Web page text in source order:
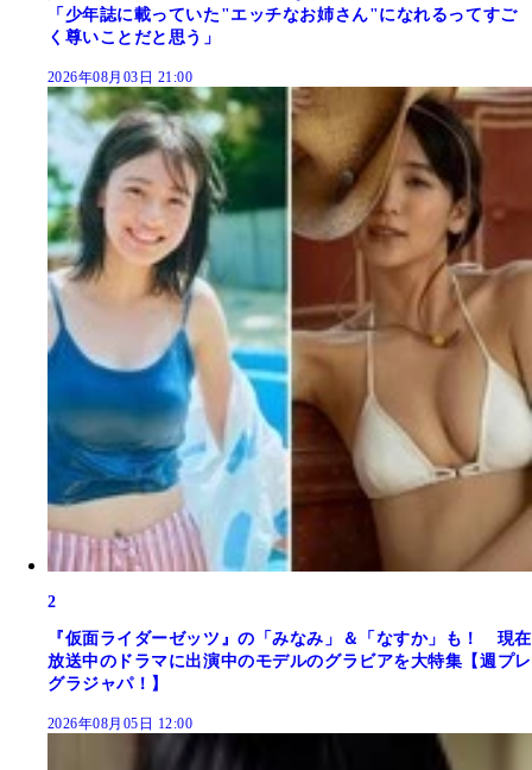
「少年誌に載っていた"エッチなお姉さん"になれるってすご
く尊いことだと思う」
2026年08月03日 21:00
2
『仮面ライダーゼッツ』の「みなみ」＆「なすか」も！ 現在
放送中のドラマに出演中のモデルのグラビアを大特集【週プレ
グラジャパ！】
2026年08月05日 12:00